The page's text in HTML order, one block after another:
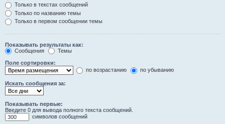
Только в текстах сообщений
Только по названию темы
Только в первом сообщении темы
Показывать результаты как:
Сообщения
Темы
Поле сортировки:
по возрастанию
по убыванию
Искать сообщения за:
Показывать первые:
Введите 0 для вывода полного текста сообщений.
символов сообщений